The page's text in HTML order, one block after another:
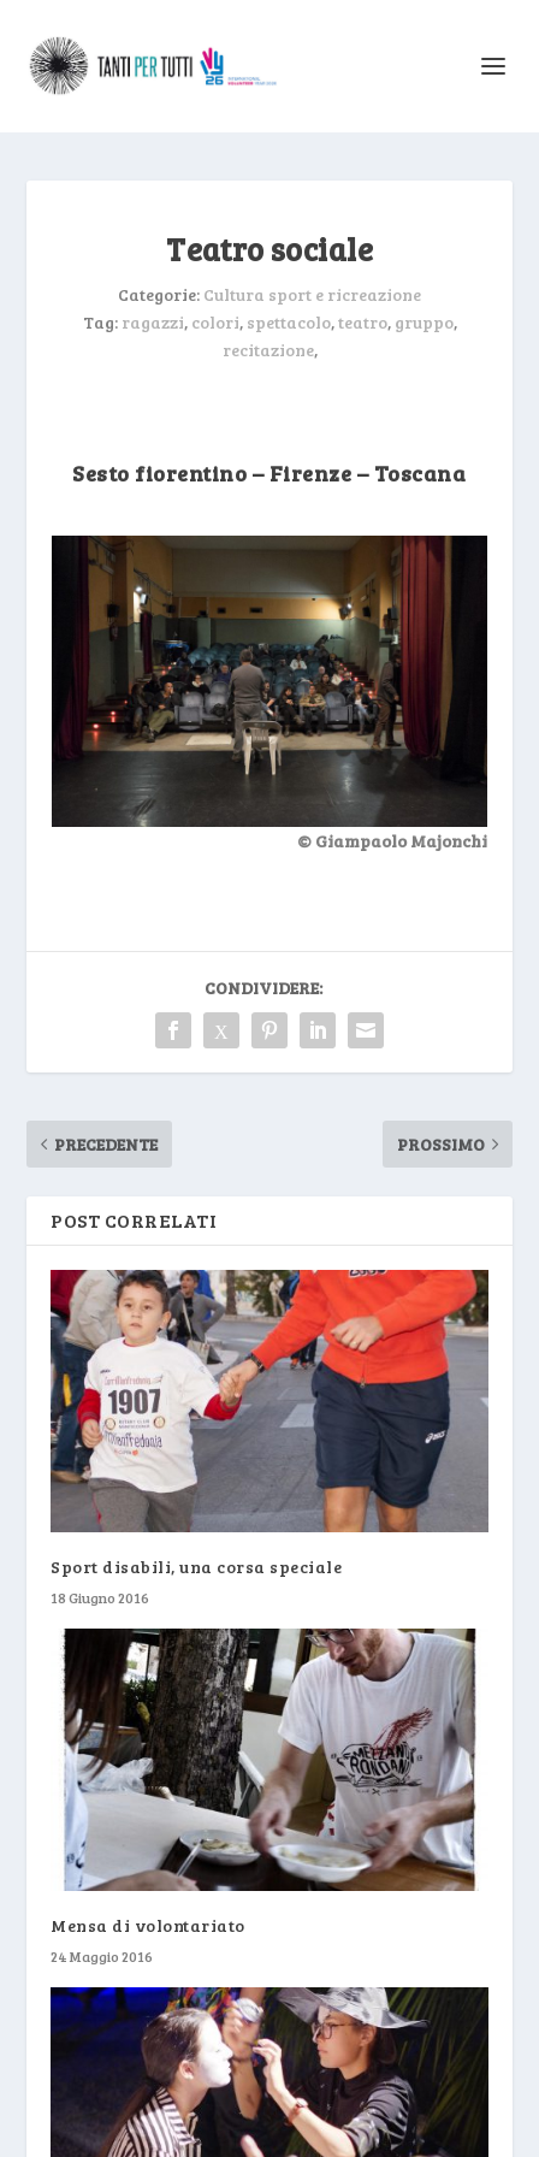
Teatro sociale
Categorie: Cultura sport e ricreazione
Tag: ragazzi, colori, spettacolo,teatro, gruppo,
recitazione,
Sesto fiorentino – Firenze – Toscana
© Giampaolo Majonchi
CONDIVIDERE:
PRECEDENTE PROSSIMO
POST CORRELATI
Sport disabili, una corsa speciale
18 Giugno 2016
Mensa di volontariato
24 Maggio 2016